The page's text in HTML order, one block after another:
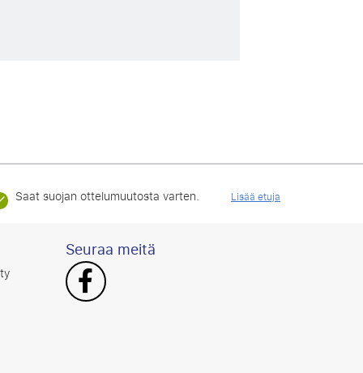
Saat suojan ottelumuutosta varten. Lisää etuja
Seuraa meitä